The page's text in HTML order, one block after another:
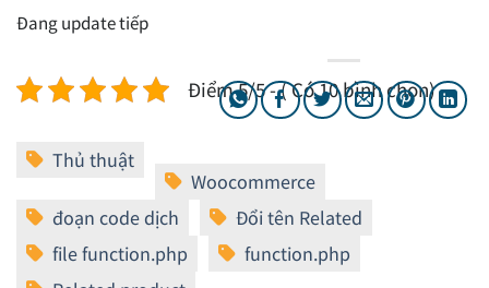
Đang update tiếp
Điểm 5/5 - ( Có 10 bình chọn)